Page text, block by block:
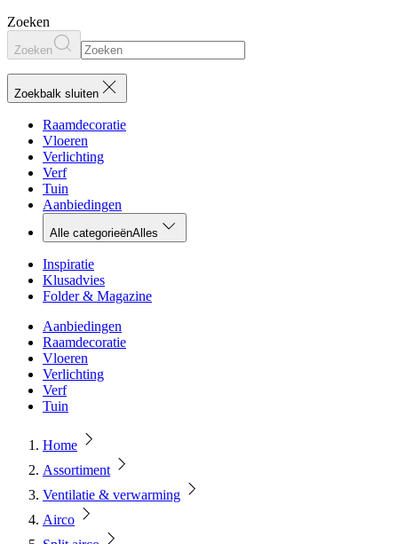
Zoeken
Zoeken
Zoekbalk sluiten
Raamdecoratie
Vloeren
Verlichting
Verf
Tuin
Aanbiedingen
Alle categorieënAlles
Inspiratie
Klusadvies
Folder & Magazine
Aanbiedingen
Raamdecoratie
Vloeren
Verlichting
Verf
Tuin
Home
Assortiment
Ventilatie & verwarming
Airco